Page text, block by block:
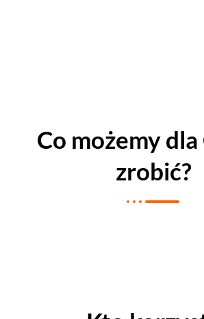
Co możemy
zrobić?